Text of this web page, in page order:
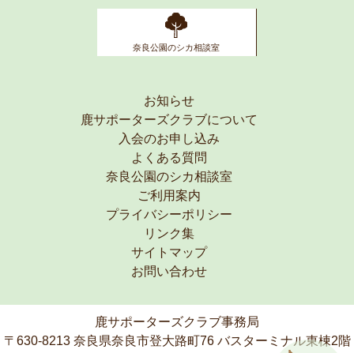
奈良公園のシカ相談室
お知らせ
鹿サポーターズクラブについて
入会のお申し込み
よくある質問
奈良公園のシカ相談室
ご利用案内
プライバシーポリシー
リンク集
サイトマップ
お問い合わせ
鹿サポーターズクラブ事務局
〒630-8213 奈良県奈良市登大路町76 バスターミナル東棟2階